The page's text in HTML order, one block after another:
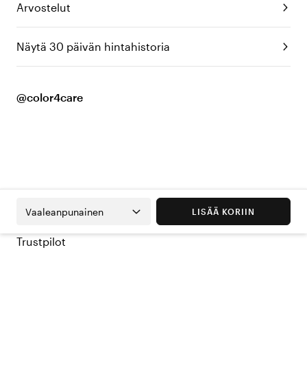
Arvostelut
Näytä 30 päivän hintahistoria
@color4care
Vaaleanpunainen LISÄÄ KORIIN
Trustpilot